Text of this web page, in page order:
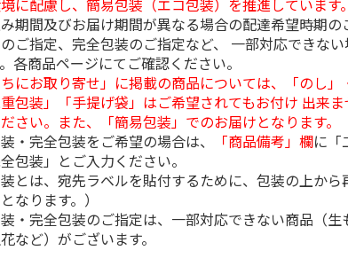
に配慮し、簡易包装（エコ包装）を推進しています。
期間及びお届け期間が異なる場合の配達希望時期の
ご指定、完全包装のご指定など、 一部対応できな
各商品ページにてご確認ください。
にお取り寄せ」に掲載の商品については、「のし」
包装」「手提げ袋」はご希望されてもお付け 出来
さい。また、「簡易包装」でのお届けとなります。
・完全包装をご希望の場合は、
「商品備考」欄に「
包装」とご入力ください。
装とは、宛先ラベルを貼付するために、包装の上から
なります。）
・完全包装のご指定は、一部対応できない商品（生
など）がございます。